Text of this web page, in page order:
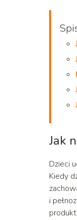
Jak
Dzieci
Kiedy
i